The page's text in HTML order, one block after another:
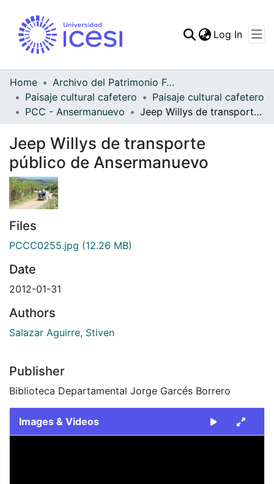
Statistics
Log In
Home
Archivo del Patrimonio Fotográfico y Fílmico del Valle del Cauca
Paisaje cultural cafetero
Paisaje cultural cafetero
PCC - Ansermanuevo
Jeep Willys de transporte público de Ansermanuevo
Jeep Willys de transporte
público de Ansermanuevo
Files
PCCC0255.jpg (12.26 MB)
Date
2012-01-31
Authors
Salazar Aguirre, Stiven
Publisher
Biblioteca Departamental Jorge Garcés Borrero
Images & Videos